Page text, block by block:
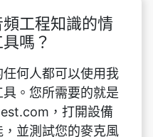
工程知識的情
嗎？
何人都可以使用我
。您所需要的就是
，打開設備
並測試您的麥克風